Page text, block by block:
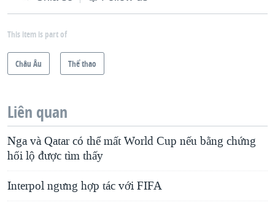
This item is part of
Châu Âu Thể thao
Liên quan
Nga và Qatar có thể mất World Cup nếu bằng chứng
hối lộ được tìm thấy
Interpol ngưng hợp tác với FIFA